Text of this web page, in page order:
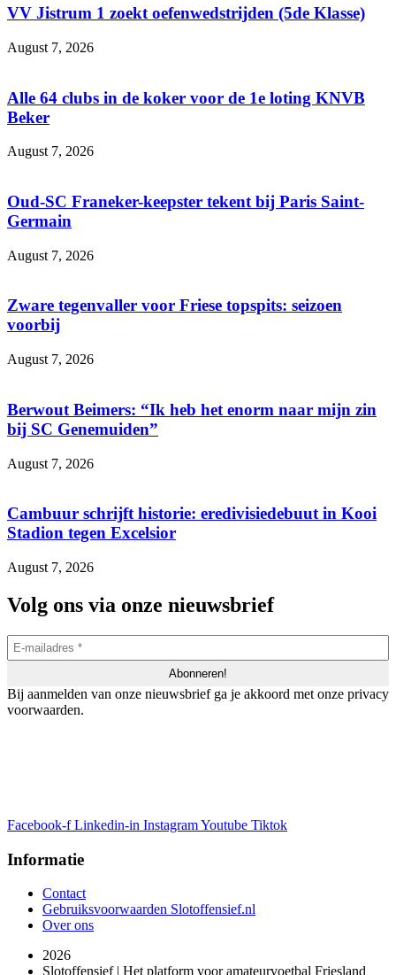
VV Jistrum 1 zoekt oefenwedstrijden (5de Klasse)
August 7, 2026
Alle 64 clubs in de koker voor de 1e loting KNVB
Beker
August 7, 2026
Oud-SC Franeker-keepster tekent bij Paris Saint-
Germain
August 7, 2026
Zware tegenvaller voor Friese topspits: seizoen
voorbij
August 7, 2026
Berwout Beimers: “Ik heb het enorm naar mijn zin
bij SC Genemuiden”
August 7, 2026
Cambuur schrijft historie: eredivisiedebuut in Kooi
Stadion tegen Excelsior
August 7, 2026
Volg ons via onze nieuwsbrief
Bij aanmelden van onze nieuwsbrief ga je akkoord met onze privacy
voorwaarden.
Facebook-f Linkedin-in InstagramYoutube Tiktok
Informatie
Contact
Gebruiksvoorwaarden Slotoffensief.nl
Over ons
2026
Slotoffensief | Het platform voor amateurvoetbal Friesland